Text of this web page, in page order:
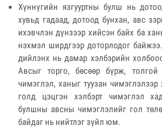
Хүннүгийн язгууртны булш нь
хувьд гадаад, дотоод бунхан, авс
ихэвчлэн дүнзээр хийсэн байх ба
нэхмэл ширдгээр доторлодог
дийлэнх нь дамар хэлбэрийн
Авсыг торго, бөсөөр бүрж,
чимэглэл, ханыг туузан
голд цэцгэн хэлбэрт чимэглэл
булшны авсны чимэглэлийг гол
байдаг нь нийтлэг зүйл юм.